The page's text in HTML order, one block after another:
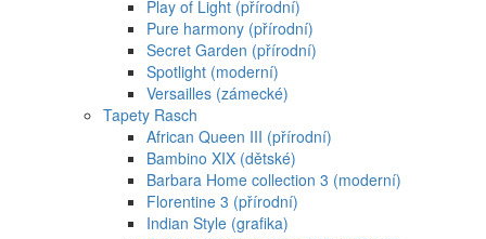
Play of Light (přírodní)
Pure harmony (přírodní)
Secret Garden (přírodní)
Spotlight (moderní)
Versailles (zámecké)
Tapety Rasch
African Queen III (přírodní)
Bambino XIX (dětské)
Barbara Home collection 3 (moderní)
Florentine 3 (přírodní)
Indian Style (grafika)